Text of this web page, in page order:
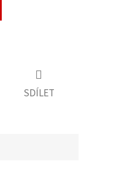
SDÍLET